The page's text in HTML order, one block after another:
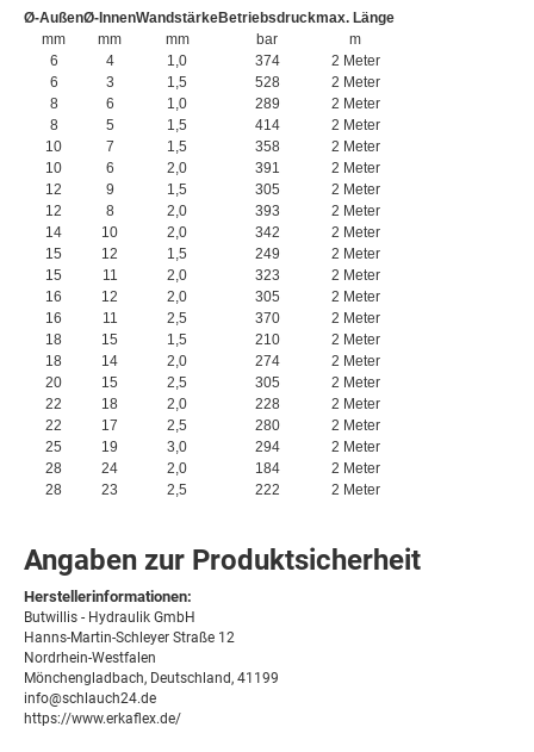
Ø-Außen
mm
Ø-Innen
mm
Wandstärke
mm
Betriebsdruck
bar
max. Länge
m
6
4 1,0 374
2 Meter
6
3 1,5 528
2 Meter
8
6 1,0 289
2 Meter
8
5 1,5 414
2 Meter
10
7 1,5 358
2 Meter
10
6 2,0 391
2 Meter
12
9 1,5 305
2 Meter
12
8 2,0 393
2 Meter
14
10 2,0 342
2 Meter
15
12 1,5 249
2 Meter
15
11 2,0 323
2 Meter
16
12 2,0 305
2 Meter
16
11 2,5 370
2 Meter
18
15 1,5 210
2 Meter
18
14 2,0 274
2 Meter
20
15 2,5 305
2 Meter
22
18 2,0 228
2 Meter
22
17 2,5 280
2 Meter
25
19 3,0 294
2 Meter
28
24 2,0 184
2 Meter
28
23 2,5 222 2 Meter
Angaben zur Produktsicherheit
Herstellerinformationen:
Butwillis - Hydraulik GmbH
Hanns-Martin-Schleyer Straße 12
Nordrhein-Westfalen
Mönchengladbach, Deutschland, 41199
info@schlauch24.de
https://www.erkaflex.de/